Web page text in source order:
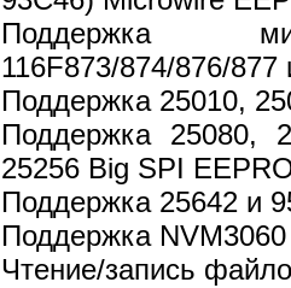
Поддержка
116F873/874/876/
Поддержка 25010,
Поддержка 25080,
25256 Big SPI
Поддержка 25642 и
Поддержка NVM3060
Чтение/запись